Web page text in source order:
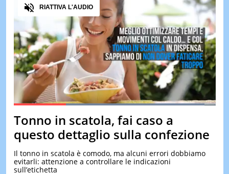
WOW
POP
STORIE
VIDEO
& TV
QUIZ
&
TEST
&
PauseUnmute
Loaded:94.45%
Audio
RIATTIVA L'AUDIO
Tonno in scatola, fai caso a
questo dettaglio sulla confezione
Il tonno in scatola è comodo, ma alcuni errori dobbiamo
evitarli: attenzione a controllare le indicazioni
sull’etichetta